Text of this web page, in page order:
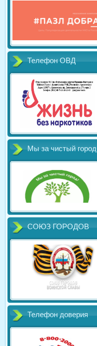
Телефон ОВД
Мы за чистый город
СОЮЗ ГОРОДОВ
Телефон доверия